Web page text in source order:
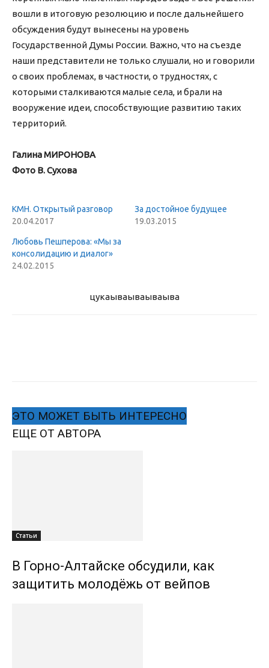
вошли в итоговую резолюцию и после дальнейшего
обсуждения будут вынесены на уровень
Государственной Думы России. Важно, что на съезде
наши представители не только слушали, но и говорили
о своих проблемах, в частности, о трудностях, с
которыми сталкиваются малые села, и брали на
вооружение идеи, способствующие развитию таких
территорий.
Галина МИРОНОВА
Фото В. Сухова
КМН. Открытый разговор
20.04.2017
За достойное будущее
19.03.2015
Любовь Пешперова: «Мы за
консолидацию и диалог»
24.02.2015
цукаываываываыва
ЭТО МОЖЕТ БЫТЬ ИНТЕРЕСНО
ЕЩЕ ОТ АВТОРА
Статьи
В Горно-Алтайске обсудили, как
защитить молодёжь от вейпов